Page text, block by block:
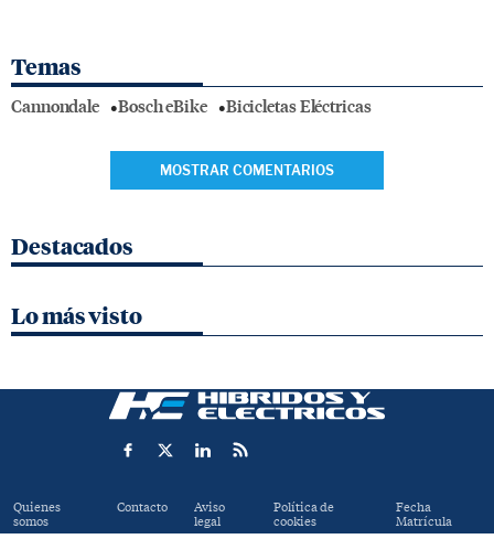
Temas
Cannondale Bosch eBike Bicicletas Eléctricas
MOSTRAR COMENTARIOS
Destacados
Lo más visto
Quienes
somos
Contacto Aviso
legal
Política de
cookies
Fecha
Matrícula